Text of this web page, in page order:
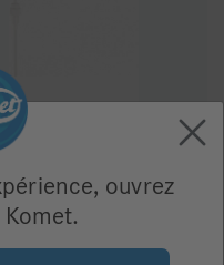
AP4029 -
16,67 €
ouvrez